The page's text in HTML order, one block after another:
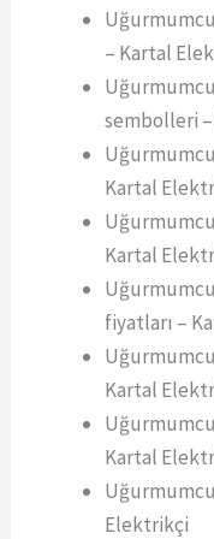
– Kartal
sembolleri
Kartal
Kartal
fiyatları –
Kartal
Kartal
Elektrikçi